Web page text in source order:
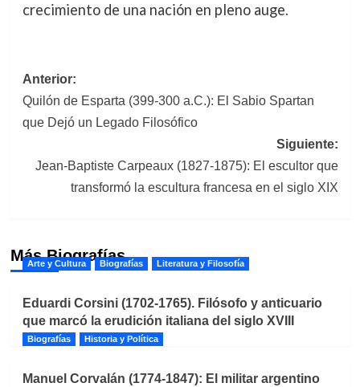
crecimiento de una nación en pleno auge.
Navegación
de
Anterior:
Quilón de Esparta (399-300 a.C.): El Sabio Spartan
que Dejó un Legado Filosófico
Siguiente:
Jean-Baptiste Carpeaux (1827-1875): El escultor que
transformó la escultura francesa en el siglo XIX
Más Biografías
Arte y Cultura Biografías Literatura y Filosofía
Eduardi Corsini (1702-1765). Filósofo y anticuario
que marcó la erudición italiana del siglo XVIII
Biografías Historia y Política
Manuel Corvalán (1774-1847): El militar argentino